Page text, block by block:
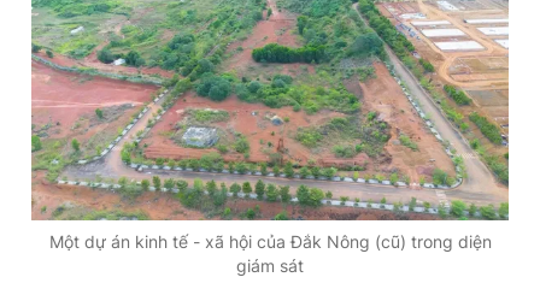
Một dự án kinh tế - xã hội của Đắk Nông (cũ) trong diện
giám sát